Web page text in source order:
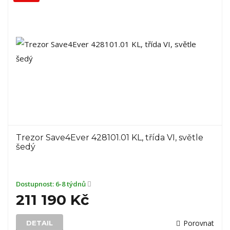
Trezor Save4Ever 428101.01 KL, třída VI, světle
šedý
Dostupnost: 6-8 týdnů
211 190 Kč
DETAIL Porovnat